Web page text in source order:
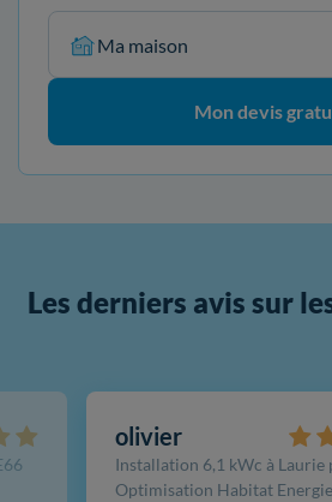
Ma maison
Mon devis
Les derniers avis sur
olivier
Installation 6,1 kWc à Laurie
Optimisation Habitat